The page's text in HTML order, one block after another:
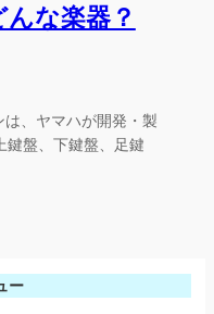
な楽器？
、ヤマハが開発・製
鍵盤、下鍵盤、足鍵
ー